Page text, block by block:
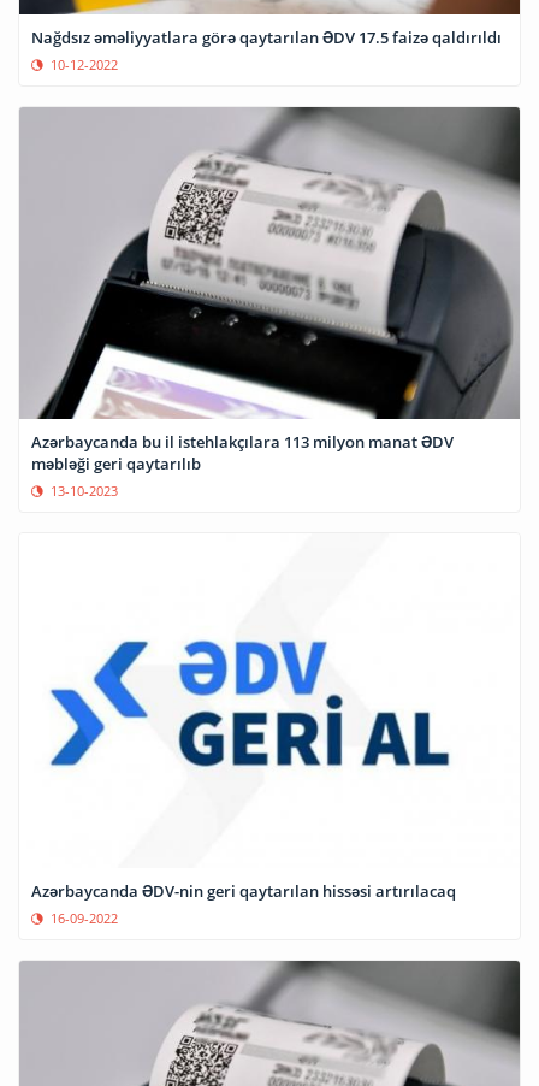
Nağdsız əməliyyatlara görə qaytarılan ƏDV 17.5 faizə qaldırıldı
10-12-2022
Azərbaycanda bu il istehlakçılara 113 milyon manat ƏDV
məbləği geri qaytarılıb
13-10-2023
Azərbaycanda ƏDV-nin geri qaytarılan hissəsi artırılacaq
16-09-2022